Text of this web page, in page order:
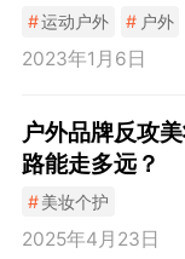
#运动户外 # 户外
2023年1月6日
户外品牌反攻
路能走多远？
#美妆个护
2025年4月23日